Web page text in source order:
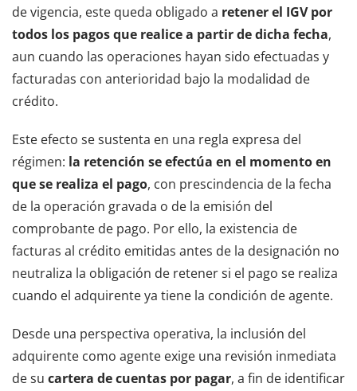
de vigencia, este queda obligado a retener el IGV por
todos los pagos que realice a partir de dicha fecha,
aun cuando las operaciones hayan sido efectuadas y
facturadas con anterioridad bajo la modalidad de
crédito.
Este efecto se sustenta en una regla expresa del
régimen: la retención se efectúa en el momento en
que se realiza el pago, con prescindencia de la fecha
de la operación gravada o de la emisión del
comprobante de pago. Por ello, la existencia de
facturas al crédito emitidas antes de la designación no
neutraliza la obligación de retener si el pago se realiza
cuando el adquirente ya tiene la condición de agente.
Desde una perspectiva operativa, la inclusión del
adquirente como agente exige una revisión inmediata
de su cartera de cuentas por pagar, a fin de identificar